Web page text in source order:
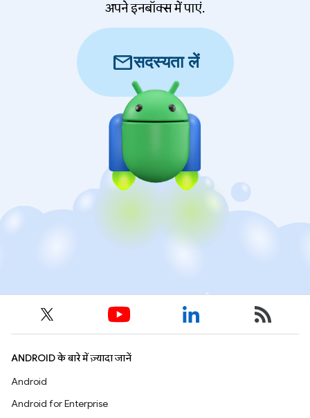
अपने इनबॉक्स में पाएं.
mailसदस्यता लें
ANDROID के बारे में ज़्यादा जानें
Android
Android for Enterprise